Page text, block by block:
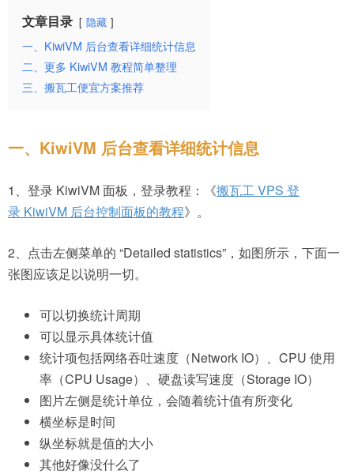
文章目录 隐藏
一、KiwiVM 后台查看详细统计信息
二、更多 KiwiVM 教程简单整理
三、搬瓦工便宜方案推荐
一、KiwiVM 后台查看详细统计信息
1、登录 KiwiVM 面板，登录教程：《搬瓦工 VPS 登
录 KiwiVM 后台控制面板的教程》。
2、点击左侧菜单的 “Detailed statistics”，如图所示，下面一
张图应该足以说明一切。
可以切换统计周期
可以显示具体统计值
统计项包括网络吞吐速度（Network IO）、CPU 使用
率（CPU Usage）、硬盘读写速度（Storage IO）
图片左侧是统计单位，会随着统计值有所变化
横坐标是时间
纵坐标就是值的大小
其他好像没什么了